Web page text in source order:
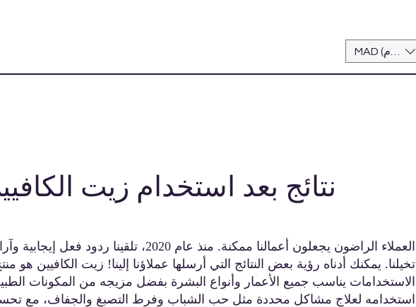
نتائج بعد استخدام زيت
العملاء الراضون يجعلون أعمالنا ممكنة. منذ عام 2020، تلقينا
تخيلنا. يمكنك أدناه رؤية بعض النتائج التي أرسلها عملاؤنا إلينا! زيت الكافيين هو
الاستخدامات يناسب جميع الأعمار وأنواع البشرة بفضل مزيجه من المكونات
استخدامه لعلاج مشاكل محددة مثل حب الشباب وفرط التصبغ والجفاف، مع